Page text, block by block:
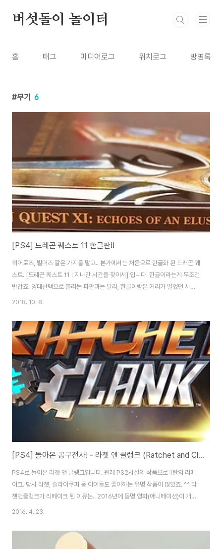
버섯돌이 놀이터
홈 태그 미디어로그 위치로그 방명록
무기 6
[PS4] 드레곤 퀘스트 11 한글판!!
히어로즈, 빌더즈 같은 가지들 말고.. 본가에서는 처음으로 한글화 된 드래곤 퀘
스트. [드래곤 퀘스트 11 : 지나간 시간을 찾아서] 입니다. 한글이라는게 무조건
반갑죠. 양대산맥으로 불리는 파판과는 달리, 한글이랑은 거리가 멀었던 시리
즈이니.. ㅡ_ㅜ 초회판 예약의 주된 이유였던 스틸북. 다른 예약이나 한정에는
북 마감은 영 아쉽습니다. 요렇게 똭!!! 예판 특전 코드. 테마를 제외하곤 게임내
에서 구할수 있고, 그리 중요하지도 않은 것들입니다. 아.. 한글 제목 참으로 반
갑네요. 이들의 스토리의 주된 캐릭터들입니다. 우리에겐 드래곤볼로 익숙한
토리야마 아키라가 캐릭터 디자인을 맡고 있는 시리즈이기도 하죠. 아이의 탄
생으로부터..
2018. 10. 8.
[PS4] 돌아온 공구전사! - 라쳇 앤 클랭크 (Ratchet and Clank)
PS4로 돌아온 라쳇 앤 클랭크입니다. 원래 PS2시절의 작품으로 1탄의 리메
이크. 당시 라쳇, 슬라이쿠퍼 등 아이들도 좋아하는 유명 작품이 많았죠. ^^ 라
쳇앤클랭크가 리메이크 된 이유는.. 2016년에 동명 영화(애니메이션)이 개봉
하기 때문입니다. 3D 애니매이션화 되면서 원작까지 리메이크로 재탄생하게
아요. 아마 영화에 쓰일 컷들을 일부 사용한 것 같네요. ^^ 1탄의 스토리를 그대
로 다시 살려냈습니다. 라쳇이 클랭크를 만나 은하계 레인저가 되어 활약한다
2016. 4. 23.